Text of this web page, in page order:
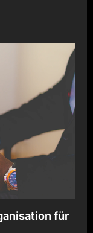
für